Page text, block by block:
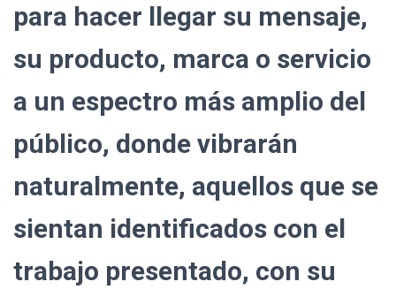
para hacer llegar su mensaje,
su producto, marca o servicio
a un espectro más amplio del
público, donde vibrarán
naturalmente, aquellos que se
sientan identificados con el
trabajo presentado, con su